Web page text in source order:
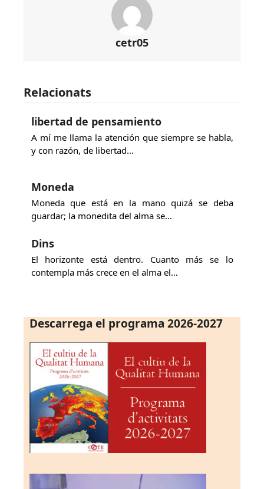
cetr05
Relacionats
libertad de pensamiento
A mí me llama la atención que siempre se habla,
y con razón, de libertad…
Moneda
Moneda que está en la mano quizá se deba
guardar; la monedita del alma se…
Dins
El horizonte está dentro. Cuanto más se lo
contempla más crece en el alma el…
Descarrega el programa 2026-2027